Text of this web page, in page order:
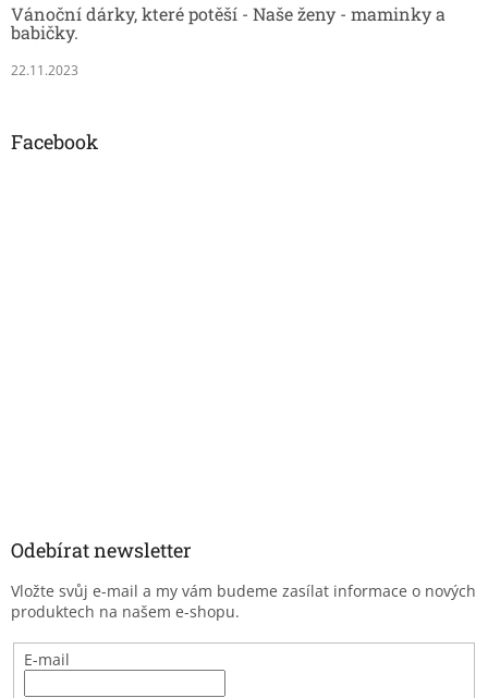
Vánoční dárky, které potěší - Naše ženy - maminky a
babičky.
22.11.2023
Facebook
Odebírat newsletter
Vložte svůj e-mail a my vám budeme zasílat informace o nových
produktech na našem e-shopu.
E-mail